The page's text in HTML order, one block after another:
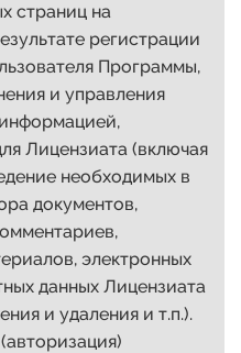
страниц на
регистрации
Программы,
и управления
Лицензиата (включая
необходимых в
документов,
электронных
данных Лицензиата
и удаления и т.п.).